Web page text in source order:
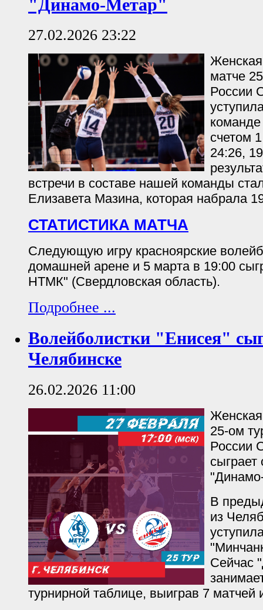
"Динамо-Метар"
27.02.2026 23:22
матче
России
счетом
24:26,
встречи в составе нашей команды
Елизавета Мазина, которая набрала
СТАТИСТИКА МАТЧА
Следующую игру красноярские
домашней арене и 5 марта в 19:00
НТМК" (Свердловская область).
Подробнее ...
Волейболистки "Енисея"
Челябинске
26.02.2026 11:00
25-ом
России
сыграет
В
из
Сейчас
турнирной таблице, выиграв 7 матчей